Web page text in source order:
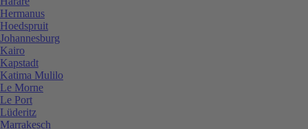
Hermanus
Hoedspruit
Johannesburg
Kairo
Kapstadt
Katima Mulilo
Le Morne
Le Port
Lüderitz
Marrakesch